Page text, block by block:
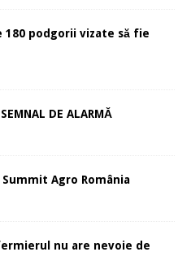
180 podgorii vizate să fie
DE ALARMĂ
Agro România
nu are nevoie de